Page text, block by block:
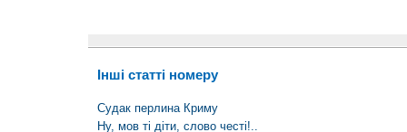
Інші статті номеру
Судак перлина Криму
Ну, мов ті діти, слово честі!..